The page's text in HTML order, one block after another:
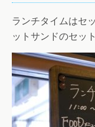
ランチタイムはセ
ットサンドのセッ